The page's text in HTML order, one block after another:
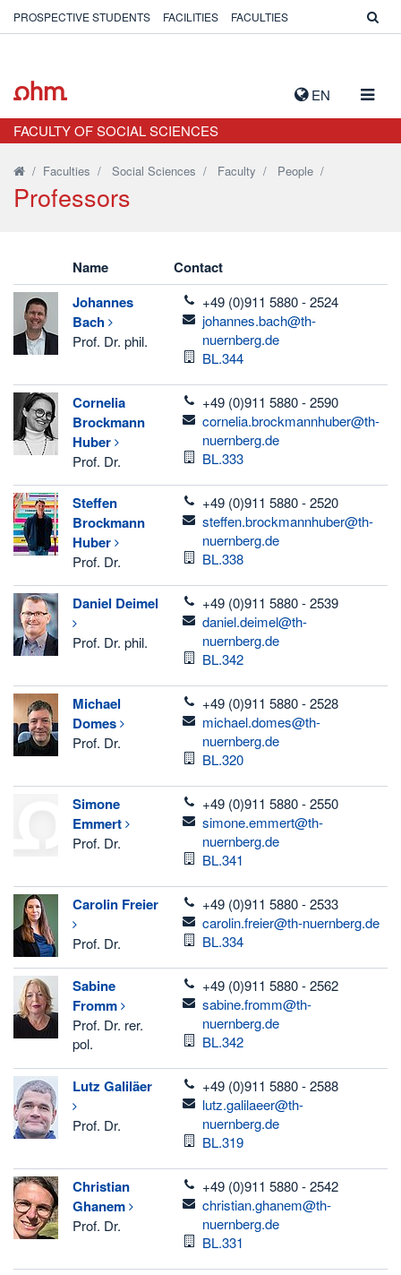
EN
PROSPECTIVE STUDENTS FACILITIES FACULTIES
FACULTY OF SOCIAL SCIENCES
/ Faculties / Social Sciences / Faculty / People /
Professors
Name
Contact
Johannes
Bach
Prof. Dr. phil.
telefon
+49 (0)911 5880 - 2524
email
johannes.bach@th-
nuernberg.de
Room
BL.344
Cornelia
Brockmann
Huber
Prof. Dr.
telefon
+49 (0)911 5880 - 2590
email
cornelia.brockmannhuber@th-
nuernberg.de
Room
BL.333
Steffen
Brockmann
Huber
Prof. Dr.
telefon
+49 (0)911 5880 - 2520
email
steffen.brockmannhuber@th-
nuernberg.de
Room
BL.338
Daniel Deimel
Prof. Dr. phil.
telefon
+49 (0)911 5880 - 2539
email
daniel.deimel@th-
nuernberg.de
Room
BL.342
Michael
Domes
Prof. Dr.
telefon
+49 (0)911 5880 - 2528
email
michael.domes@th-
nuernberg.de
Room
BL.320
Simone
Emmert
Prof. Dr.
telefon
+49 (0)911 5880 - 2550
email
simone.emmert@th-
nuernberg.de
Room
BL.341
Carolin Freier
Prof. Dr.
telefon
+49 (0)911 5880 - 2533
email
carolin.freier@th-nuernberg.de
Room
BL.334
Sabine
Fromm
Prof. Dr. rer.
pol.
telefon
+49 (0)911 5880 - 2562
email
sabine.fromm@th-
nuernberg.de
Room
BL.342
Lutz Galiläer
Prof. Dr.
telefon
+49 (0)911 5880 - 2588
email
lutz.galilaeer@th-
nuernberg.de
Room
BL.319
Christian
Ghanem
Prof. Dr.
telefon
+49 (0)911 5880 - 2542
email
christian.ghanem@th-
nuernberg.de
Room
BL.331